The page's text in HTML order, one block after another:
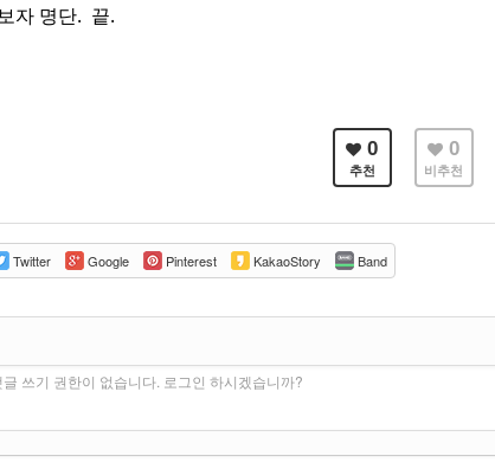
자 명단. 끝.
0
추천
0
비추천
Twitter Google Pinterest KakaoStory Band
글 쓰기 권한이 없습니다. 로그인 하시겠습니까?